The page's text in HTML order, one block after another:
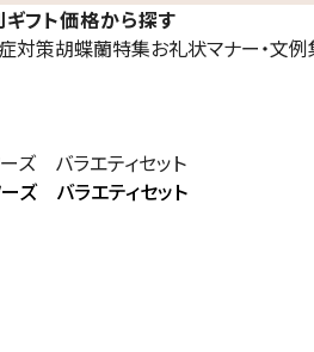
フト価格から探す
対策胡蝶蘭特集お礼状マナー・文
ズ バラエティセット
ズ バラエティセット